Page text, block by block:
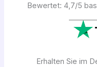
Bewertet: 4,7/5
Erhalten Sie im